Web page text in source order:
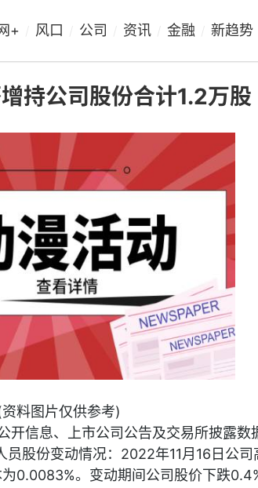
+ 风口 公司 资讯 金融 新趋势
持公司股份合计1.2万股
资料图片仅供参考)
开信息、上市公司公告及交易所披露数
股份变动情况：2022年11月16日公司
0.0083%。变动期间公司股价下跌